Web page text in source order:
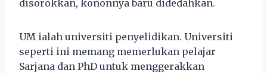
disorokkan, kononnya baru didedahkan.
UM ialah universiti penyelidikan. Universiti
seperti ini memang memerlukan pelajar
Sarjana dan PhD untuk menggerakkan